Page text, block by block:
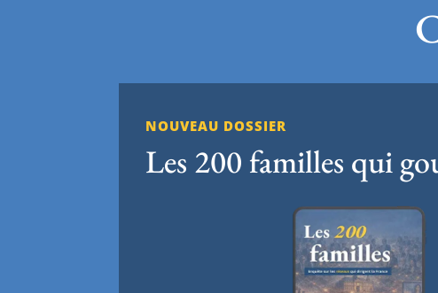
NOUVEAU DOSSIER
Les 200 familles qui